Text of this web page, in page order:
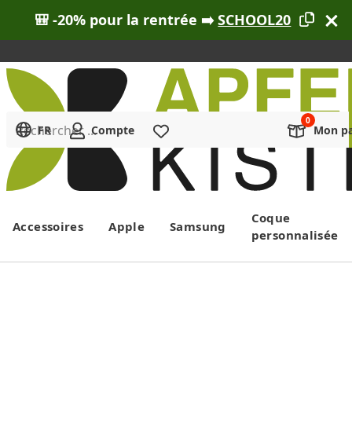
🎒 -20% pour la rentrée ➡️SCHOOL20
Menu
Rechercher ...
FR Compte Mon
Accessoires Apple Samsung
Coque
personnalisée